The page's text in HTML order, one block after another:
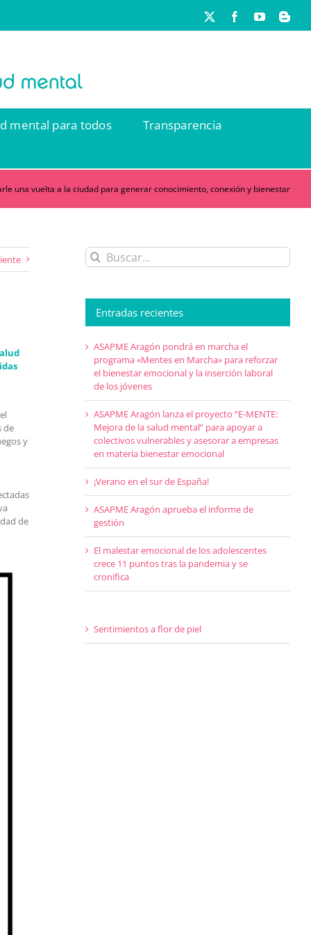
FacebookYouTube
mental para todos
Transparencia
una vuelta a la ciudad para generar conocimiento, conexión y bienestar
de
y
de
Buscar:
Entradas recientes
ASAPME Aragón pondrá en marcha el
programa «Mentes en Marcha» para reforzar
el bienestar emocional y la inserción laboral
de los jóvenes
ASAPME Aragón lanza el proyecto “E-MENTE:
Mejora de la salud mental” para apoyar a
colectivos vulnerables y asesorar a empresas
en materia bienestar emocional
¡Verano en el sur de España!
ASAPME Aragón aprueba el informe de
gestión
El malestar emocional de los adolescentes
crece 11 puntos tras la pandemia y se
cronifica
Sentimientos a flor de piel